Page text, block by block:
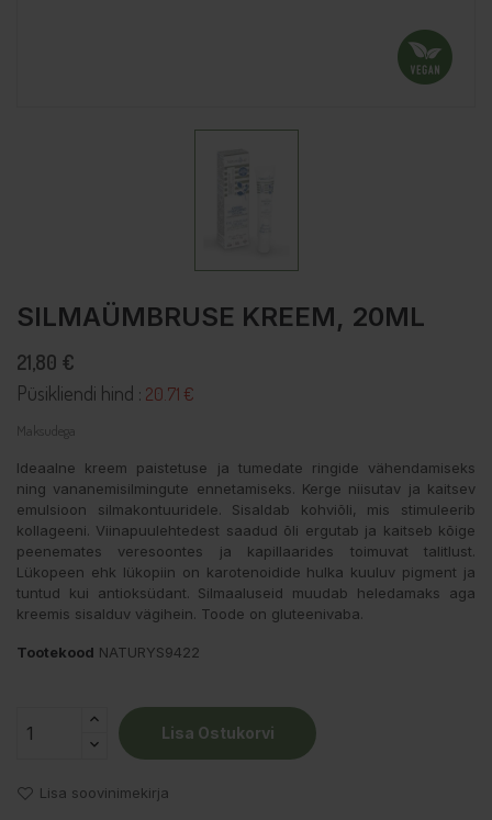
SILMAÜMBRUSE KREEM, 20ML
21,80 €
Püsikliendi hind : 20.71 €
Maksudega
Ideaalne kreem paistetuse ja tumedate ringide vähendamiseks
ning vananemisilmingute ennetamiseks. Kerge niisutav ja kaitsev
emulsioon silmakontuuridele. Sisaldab kohviõli, mis stimuleerib
kollageeni. Viinapuulehtedest saadud õli ergutab ja kaitseb kõige
peenemates veresoontes ja kapillaarides toimuvat talitlust.
Lükopeen ehk lükopiin on karotenoidide hulka kuuluv pigment ja
tuntud kui antioksüdant. Silmaaluseid muudab heledamaks aga
kreemis sisalduv vägihein. Toode on gluteenivaba.
Tootekood NATURYS9422
Lisa Ostukorvi
Lisa soovinimekirja